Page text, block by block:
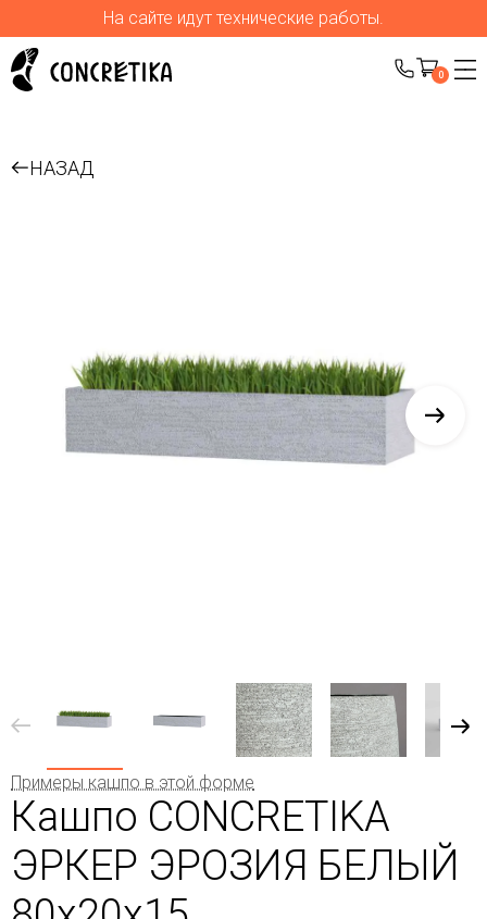
На сайте идут технические работы.
0
НАЗАД
Примеры кашпо в этой форме
Кашпо CONCRETIKA
ЭРКЕР ЭРОЗИЯ БЕЛЫЙ